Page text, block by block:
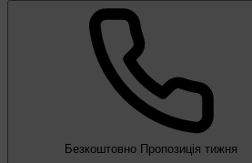
Безкоштовно Пропозиція тижня